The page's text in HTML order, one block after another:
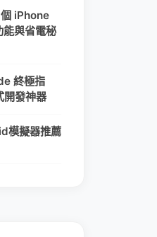
iPhone
與省電秘
終極指
開發神器
模擬器推薦